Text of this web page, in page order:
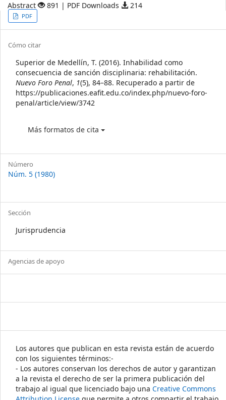
Abstract 891 | PDF Downloads 214
Article
Sidebar
PDF
Article
Details
Cómo citar
Superior de Medellín, T. (2016). Inhabilidad como
consecuencia de sanción disciplinaria: rehabilitación.
Nuevo Foro Penal, 1(5), 84–88. Recuperado a partir de
https://publicaciones.eafit.edu.co/index.php/nuevo-foro-
penal/article/view/3742
Más formatos de cita
Número
Núm. 5 (1980)
Sección
Jurisprudencia
Agencias de apoyo
Los autores que publican en esta revista están de acuerdo
con los siguientes términos:-
- Los autores conservan los derechos de autor y garantizan
a la revista el derecho de ser la primera publicación del
trabajo al igual que licenciado bajo una Creative Commons